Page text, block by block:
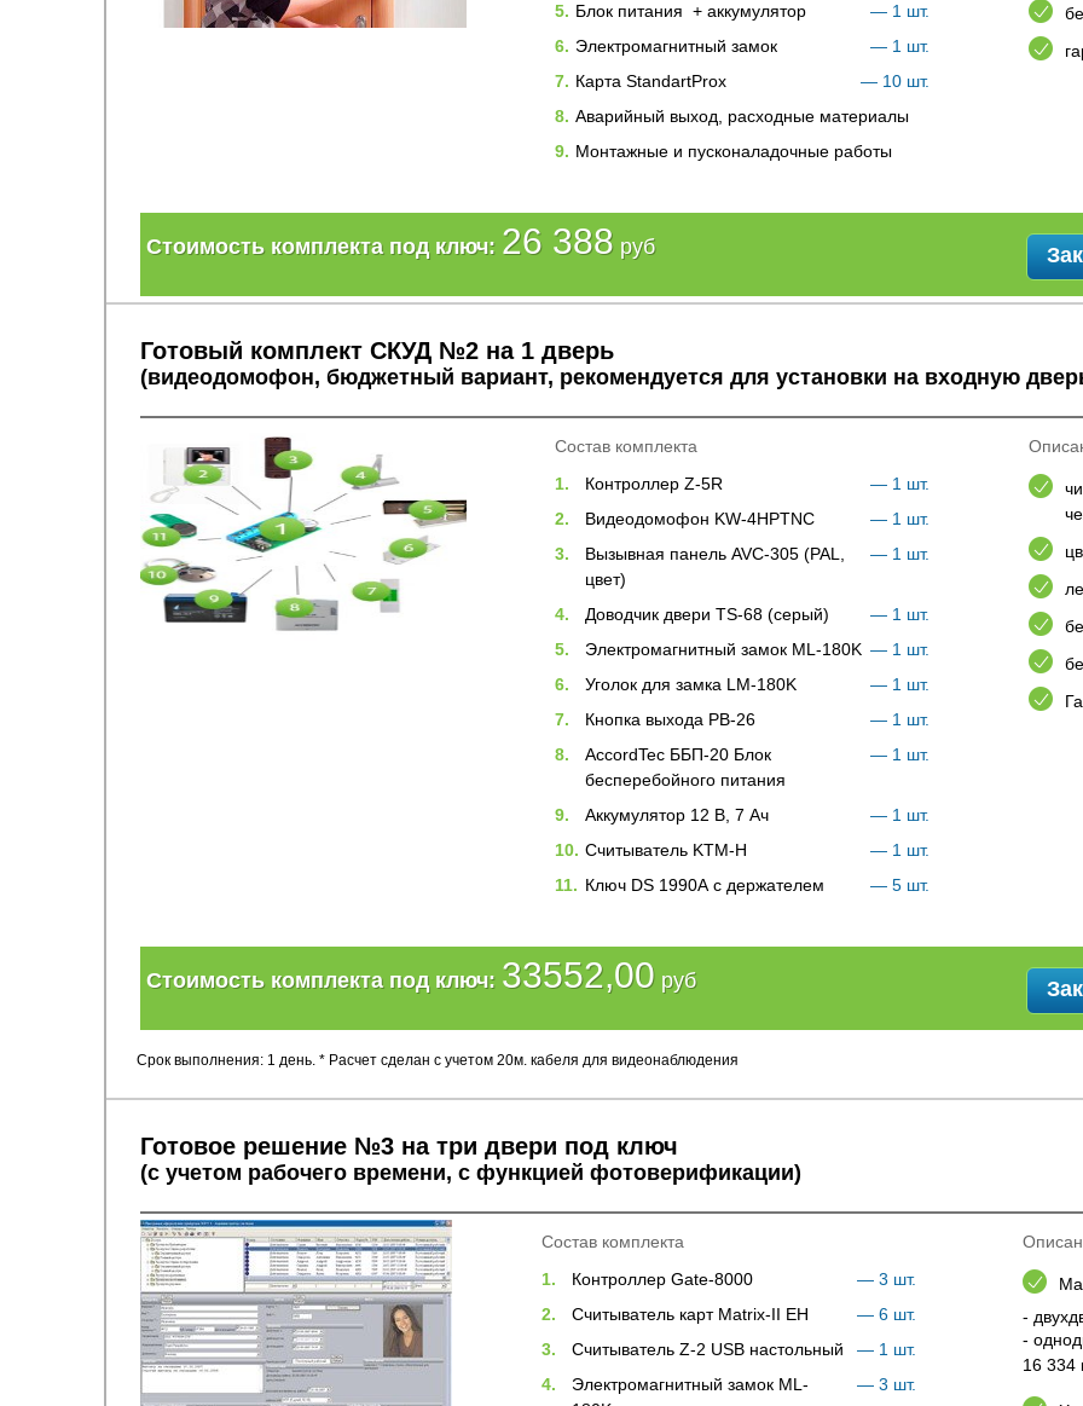
5. Блок питания + аккумулятор
— 1 шт.
6. Электромагнитный замок
— 1 шт.
7. Карта StandartProx
— 10 шт.
8. Аварийный выход, расходные материалы
9. Монтажные и пусконаладочные работы
Стоимость комплекта под ключ: 26 388 руб
Готовый комплект СКУД №2 на 1 дверь
(видеодомофон, бюджетный вариант, рекомендуется для установки на входную
Состав комплекта
1.
Контроллер Z-5R
— 1 шт.
2.
Видеодомофон KW-4HPTNC
— 1 шт.
3.
Вызывная панель AVC-305 (PAL,
цвет)
— 1 шт.
4. Доводчик двери ТS-68 (серый)
— 1 шт.
5.
Электромагнитный замок ML-180K — 1 шт.
6.
Уголок для замка LM-180K
— 1 шт.
7.
Кнопка выхода PB-26
— 1 шт.
8.
AccordTec ББП-20 Блок
бесперебойного питания
— 1 шт.
9. Аккумулятор 12 В, 7 Ач
— 1 шт.
10. Считыватель KTM-H
— 1 шт.
11. Ключ DS 1990А с держателем — 5 шт.
Стоимость комплекта под ключ: 33552,00 руб
Срок выполнения: 1 день. * Расчет сделан с учетом 20м. кабеля для видеонаблюдения
Готовое решение №3 на три двери под ключ
(с учетом рабочего времени, с функцией фотоверификации)
Состав комплекта
1.
Контроллер Gate-8000
— 3 шт.
2.
Считыватель карт Matrix-II EH
— 6 шт.
3.
Cчитыватель Z-2 USB настольный
— 1 шт.
4.
Электромагнитный замок ML-
— 3 шт.
-
-
16 334